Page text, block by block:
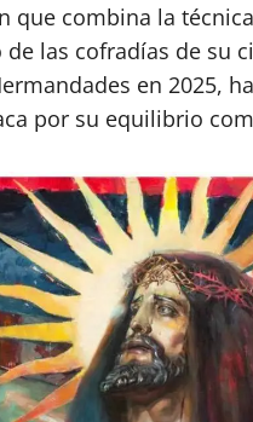
que combina la
las cofradías de su
en 2025,
por su equilibrio